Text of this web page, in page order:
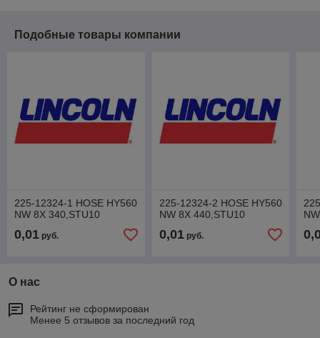
Подобные товары компании
225-12324-1 HOSE HY560
NW 8X 340,STU10
0,01 руб.
225-12324-2 HOSE HY560
NW 8X 440,STU10
0,01руб.
О нас
Рейтинг не сформирован
Менее 5 отзывов за последний год